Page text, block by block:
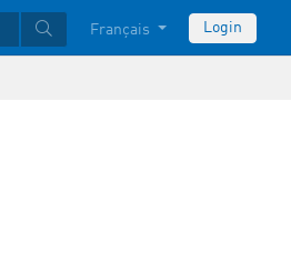
Français Login